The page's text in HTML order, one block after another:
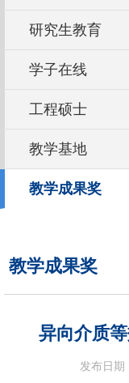
研究生教育
学子在线
工程硕士
教学基地
教学成果奖
教学成果奖
异向介质
发布日期